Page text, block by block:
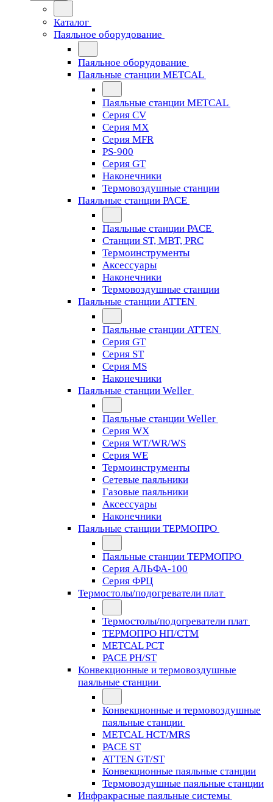
Каталог
Паяльное оборудование
Паяльное оборудование
Паяльные станции METCAL
Паяльные станции METCAL
Серия CV
Серия MX
Серия MFR
PS-900
Серия GT
Наконечники
Термовоздушные станции
Паяльные станции PACE
Паяльные станции PACE
Станции ST, MBT, PRC
Термоинструменты
Аксессуары
Наконечники
Термовоздушные станции
Паяльные станции ATTEN
Паяльные станции ATTEN
Серия GT
Серия ST
Серия MS
Наконечники
Паяльные станции Weller
Паяльные станции Weller
Серия WX
Серия WT/WR/WS
Серия WE
Термоинструменты
Сетевые паяльники
Газовые паяльники
Аксессуары
Наконечники
Паяльные станции ТЕРМОПРО
Паяльные станции ТЕРМОПРО
Серия АЛЬФА-100
Серия ФРЦ
Термостолы/подогреватели плат
Термостолы/подогреватели плат
ТЕРМОПРО НП/СТМ
METCAL PCT
PACE PH/ST
Конвекционные и термовоздушные
паяльные станции
Конвекционные и термовоздушные
паяльные станции
METCAL HCT/MRS
PACE ST
ATTEN GT/ST
Конвекционные паяльные станции
Термовоздушные паяльные станции
Инфракрасные паяльные системы